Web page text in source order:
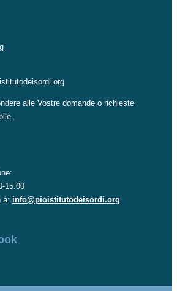
alle Vostre domande o richieste
15.00
a: info@pioistitutodeisordi.org